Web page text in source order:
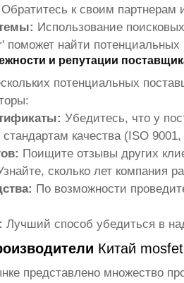
Обратитесь к своим партнерам
Использование
поможет найти потенциальных
и репутации
потенциальных
Убедитесь, что у
качества (ISO
Поищите отзывы других
сколько лет компания
По возможности
Лучший способ убедиться в
Китай
представлено множество